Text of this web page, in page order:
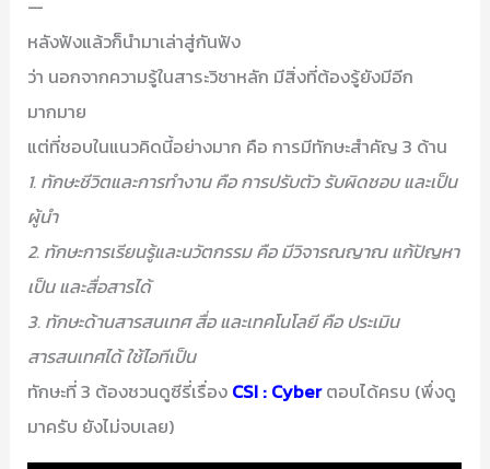
—
หลังฟังแล้วก็นำมาเล่าสู่กันฟัง
ว่า นอกจากความรู้ในสาระวิชาหลัก มีสิ่งที่ต้องรู้ยังมีอีก
มากมาย
แต่ที่ชอบในแนวคิดนี้อย่างมาก คือ การมีทักษะสำคัญ 3 ด้าน
1. ทักษะชีวิตและการทำงาน คือ การปรับตัว รับผิดชอบ และเป็น
ผู้นำ
2. ทักษะการเรียนรู้และนวัตกรรม คือ มีวิจารณญาณ แก้ปัญหา
เป็น และสื่อสารได้
3. ทักษะด้านสารสนเทศ สื่อ และเทคโนโลยี คือ ประเมิน
สารสนเทศได้ ใช้ไอทีเป็น
ทักษะที่ 3 ต้องชวนดูซีรี่เรื่อง CSI : Cyberตอบได้ครบ (พึ่งดู
มาครับ ยังไม่จบเลย)